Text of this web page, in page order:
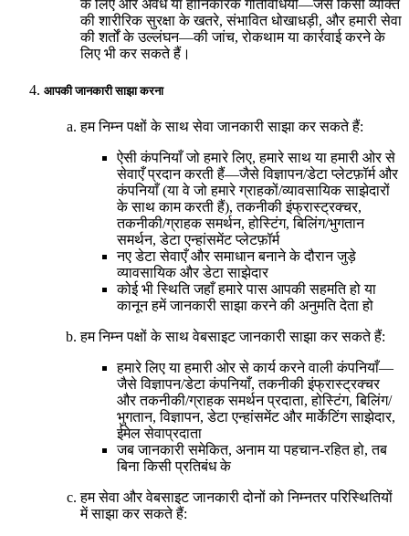
के लिए और अवैध या हानिकारक गतिविधियों—जैसे किसी व्यक्ति
की शारीरिक सुरक्षा के खतरे, संभावित धोखाधड़ी, और हमारी सेवा
की शर्तों के उल्लंघन—की जांच, रोकथाम या कार्रवाई करने के
लिए भी कर सकते हैं।
आपकी जानकारी साझा करना
हम निम्न पक्षों के साथ सेवा जानकारी साझा कर सकते हैं:
ऐसी कंपनियाँ जो हमारे लिए, हमारे साथ या हमारी ओर से
सेवाएँ प्रदान करती हैं—जैसे विज्ञापन/डेटा प्लेटफ़ॉर्म और
कंपनियाँ (या वे जो हमारे ग्राहकों/व्यावसायिक साझेदारों
के साथ काम करती हैं), तकनीकी इंफ्रास्ट्रक्चर,
तकनीकी/ग्राहक समर्थन, होस्टिंग, बिलिंग/भुगतान
समर्थन, डेटा एन्हांसमेंट प्लेटफ़ॉर्म
नए डेटा सेवाएँ और समाधान बनाने के दौरान जुड़े
व्यावसायिक और डेटा साझेदार
कोई भी स्थिति जहाँ हमारे पास आपकी सहमति हो या
कानून हमें जानकारी साझा करने की अनुमति देता हो
हम निम्न पक्षों के साथ वेबसाइट जानकारी साझा कर सकते हैं:
हमारे लिए या हमारी ओर से कार्य करने वाली कंपनियाँ—
जैसे विज्ञापन/डेटा कंपनियाँ, तकनीकी इंफ्रास्ट्रक्चर
और तकनीकी/ग्राहक समर्थन प्रदाता, होस्टिंग, बिलिंग/
भुगतान, विज्ञापन, डेटा एन्हांसमेंट और मार्केटिंग साझेदार,
ईमेल सेवाप्रदाता
जब जानकारी समेकित, अनाम या पहचान-रहित हो, तब
बिना किसी प्रतिबंध के
हम सेवा और वेबसाइट जानकारी दोनों को निम्नतर परिस्थितियों
में साझा कर सकते हैं: